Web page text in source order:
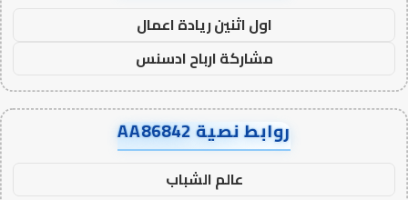
اول اثنين ريادة اعمال
مشاركة ارباح ادسنس
روابط نصية AA86842
عالم الشباب